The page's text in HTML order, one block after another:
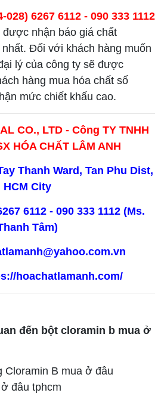
028) 6267 6112 - 090 333 1112
được nhận báo giá chất
Đối với khách hàng muốn
lý của công ty sẽ được
hàng mua hóa chất số
mức chiết khấu cao.
CO., LTD - Công TY TNHH
HÓA CHẤT LÂM ANH
Thanh Ward, Tan Phu Dist,
HCM City
6112 - 090 333 1112 (Ms.
Tâm)
hoachatlamanh.com/
đến bột cloramin b mua ở
Cloramin B mua ở đâu
đâu tphcm